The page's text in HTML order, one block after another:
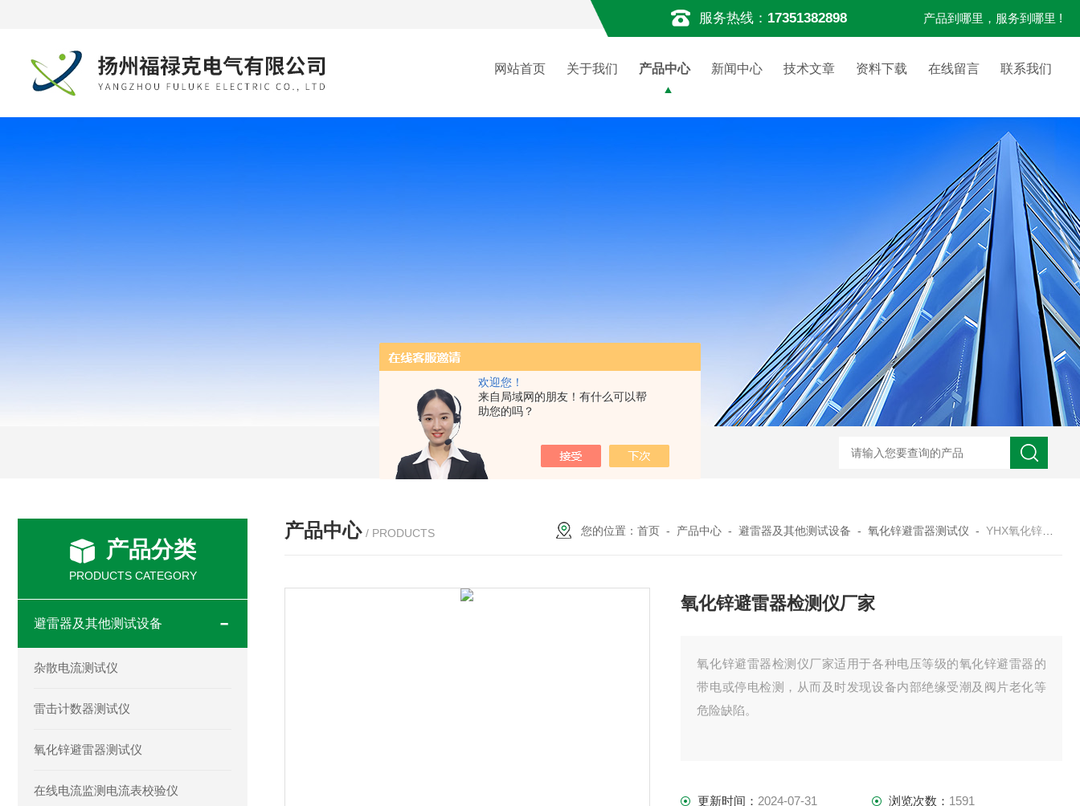
欢迎您！
来自局域网的朋友！有什么可以帮
助您的吗？
服务热线： 17351382898 产品到哪里，服务到哪里 !
网站首页 关于我们 产品中心 新闻中心 技术文章 资料下载 在线留言 联系我们
产品分类
PRODUCTS CATEGORY
避雷器及其他测试设备
杂散电流测试仪
雷击计数器测试仪
氧化锌避雷器测试仪
在线电流监测电流表校验仪
产品中心 / PRODUCTS 您的位置：首页 - 产品中心 -避雷器及其他测试设备 -氧化锌避雷器测试仪 -YHX氧化锌避雷器检测仪厂家
氧化锌避雷器检测仪厂家
氧化锌避雷器检测仪厂家适用于各种电压等级的氧化锌避雷器的
带电或停电检测，从而及时发现设备内部绝缘受潮及阀片老化等
危险缺陷。
更新时间： 2024-07-31 浏览次数： 1591